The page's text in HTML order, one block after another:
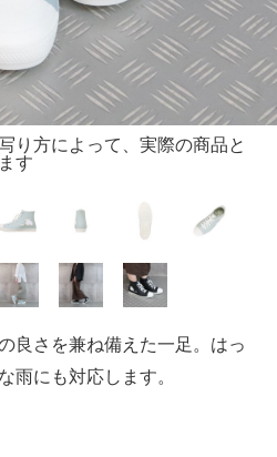
方によって、実際の商品と
す
良さを兼ね備えた一足。はっ
雨にも対応します。